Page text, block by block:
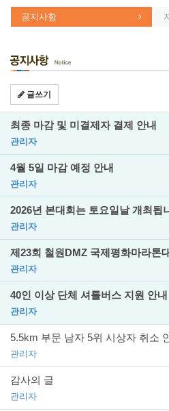
공지사항
글쓰기
최종 마감 및 미결제자 결제 안내
관리자
4월 5일 마감 예정 안내
관리자
2026년 본대회는 토요일날 개최됩
관리자
제23회 철원DMZ 국제평화마라톤
관리자
40인 이상 단체 셔틀버스 지원 안내
관리자
5.5km 부문 남자 5위 시상자 취소
관리자
감사의 글
관리자